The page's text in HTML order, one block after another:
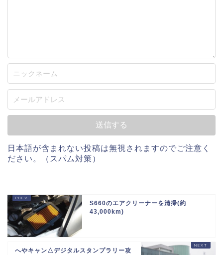
日本語が含まれない投稿は無視されますのでご注意く
ださい。（スパム対策）
S660のエアクリーナーを清掃(約
43,000km)
へやキャン△デジタルスタンプラリー攻